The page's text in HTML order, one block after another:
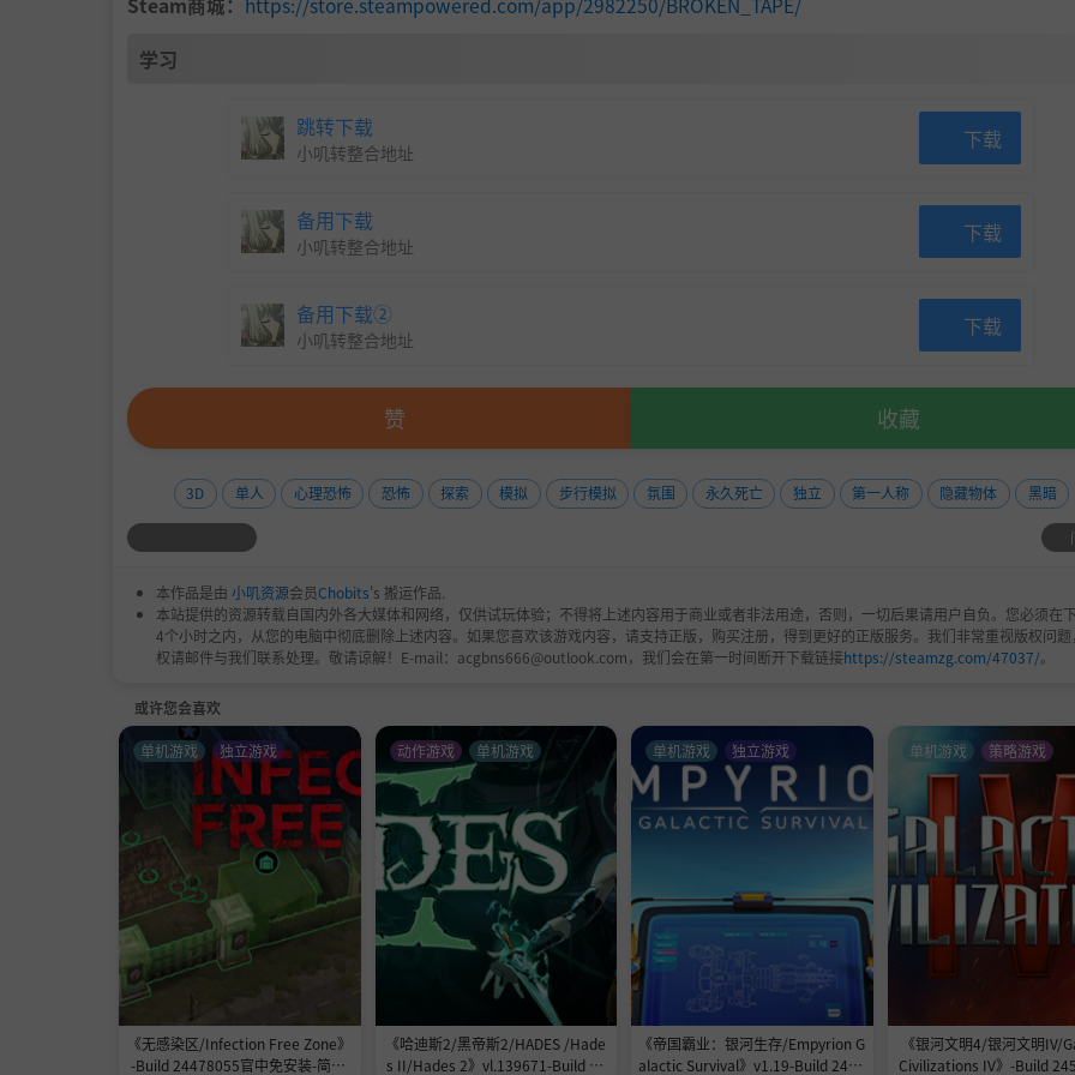
学习
跳转下载
小叽转整合地址 下载
备用下载
小叽转整合地址 下载
备用下载②
小叽转整合地址 下载
赞 收藏
3D 单人 心理恐怖 恐怖 探索 模拟 步行模拟 氛围 永久死亡 独立 第一人称 隐藏物体 黑暗
本作品是由 小叽资源会员Chobits's 搬运作品.
本站提供的资源转载自国内外各大媒体和网络，仅供试玩体验；不得将上述内容用于商业或者非法用途，否则，一切后果请用户自负。您必须在
4个小时之内，从您的电脑中彻底删除上述内容。如果您喜欢该游戏内容，请支持正版，购买注册，得到更好的正版服务。我们非常重视版权问
权请邮件与我们联系处理。敬请谅解！E-mail：acgbns666@outlook.com，我们会在第一时间断开下载链接https://steamzg.com/47037/。
或许您会喜欢
《无感染区/Infection Free Zone》
-Build 24478055官中免安装-简中|
单机游戏 独立游戏
《哈迪斯2/黑帝斯2/HADES /Hade
s II/Hades 2》vl.139671-Build 24
动作游戏 单机游戏
《帝国霸业：银河生存/Empyrion G
alactic Survival》v1.19-Build 2453
单机游戏 独立游戏
《银河文明4/银河文明IV/
Civilizations IV》-Build
单机游戏 策略游戏